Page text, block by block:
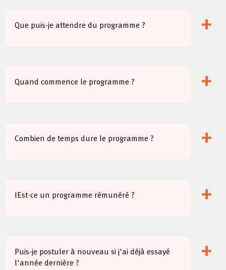
Que puis-je attendre du programme ? +
Quand commence le programme ? +
Combien de temps dure le programme ? +
IEst-ce un programme rémunéré ? +
Puis-je postuler à nouveau si j'ai déjà essayé
l'année dernière ?
+